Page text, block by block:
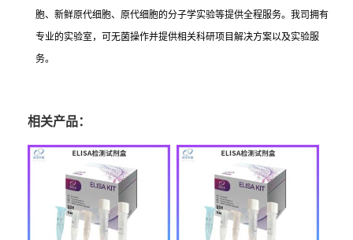
胞、新鲜原代细胞、原代细胞的分子学实验等提供全程服务。我司拥有
专业的实验室，可无菌操作并提供相关科研项目解决方案以及实验服
务。
相关产品：